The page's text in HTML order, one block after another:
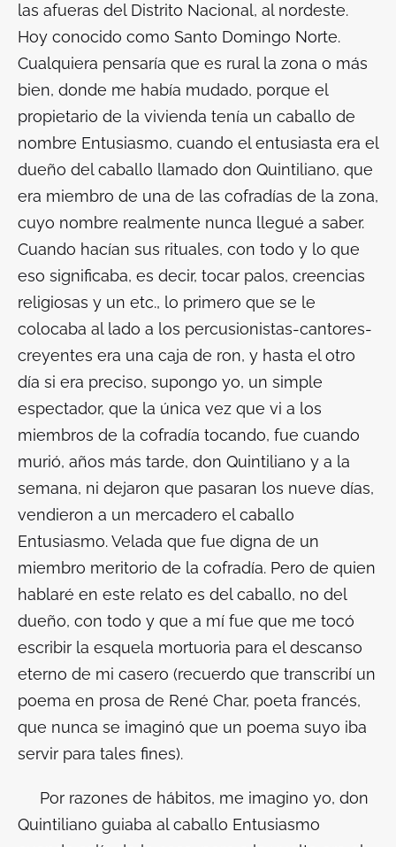
las afueras del Distrito Nacional, al nordeste.
Hoy conocido como Santo Domingo Norte.
Cualquiera pensaría que es rural la zona o más
bien, donde me había mudado, porque el
propietario de la vivienda tenía un caballo de
nombre Entusiasmo, cuando el entusiasta era el
dueño del caballo llamado don Quintiliano, que
era miembro de una de las cofradías de la zona,
cuyo nombre realmente nunca llegué a saber.
Cuando hacían sus rituales, con todo y lo que
eso significaba, es decir, tocar palos, creencias
religiosas y un etc., lo primero que se le
colocaba al lado a los percusionistas-cantores-
creyentes era una caja de ron, y hasta el otro
día si era preciso, supongo yo, un simple
espectador, que la única vez que vi a los
miembros de la cofradía tocando, fue cuando
murió, años más tarde, don Quintiliano y a la
semana, ni dejaron que pasaran los nueve días,
vendieron a un mercadero el caballo
Entusiasmo. Velada que fue digna de un
miembro meritorio de la cofradía. Pero de quien
hablaré en este relato es del caballo, no del
dueño, con todo y que a mí fue que me tocó
escribir la esquela mortuoria para el descanso
eterno de mi casero (recuerdo que transcribí un
poema en prosa de René Char, poeta francés,
que nunca se imaginó que un poema suyo iba
servir para tales fines).
Por razones de hábitos, me imagino yo, don
Quintiliano guiaba al caballo Entusiasmo